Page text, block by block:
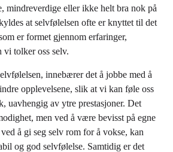
mindreverdige eller ikke helt bra nok på
at selvfølelsen ofte er knyttet til det
er formet gjennom erfaringer,
vi tolker oss selv.
innebærer det å jobbe med å
opplevelsene, slik at vi kan føle oss
uavhengig av ytre prestasjoner. Det
men ved å være bevisst på egne
å gi seg selv rom for å vokse, kan
og god selvfølelse. Samtidig er det